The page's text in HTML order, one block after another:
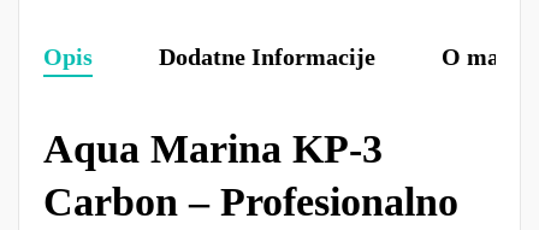
Opis Dodatne Informacije O marki
Aqua Marina KP-3
Carbon – Profesionalno